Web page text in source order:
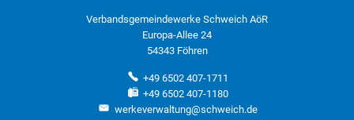
Verbandsgemeindewerke Schweich AöR
Europa-Allee 24
54343 Föhren
+49 6502 407-1711
+49 6502 407-1180
werkeverwaltung@schweich.de